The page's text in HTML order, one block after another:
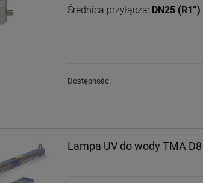
Średnica przyłącza: DN25 (R1”)
Dostępność:
Lampa UV do wody TMA D8